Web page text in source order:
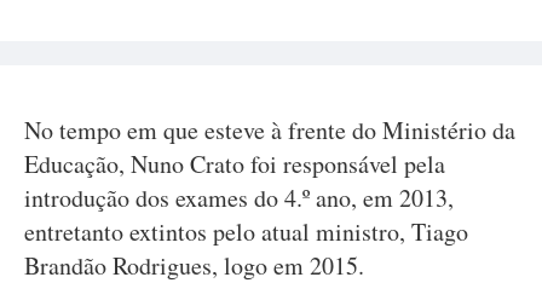
No tempo em que esteve à frente do Ministério da
Educação, Nuno Crato foi responsável pela
introdução dos exames do 4.º ano, em 2013,
entretanto extintos pelo atual ministro, Tiago
Brandão Rodrigues, logo em 2015.